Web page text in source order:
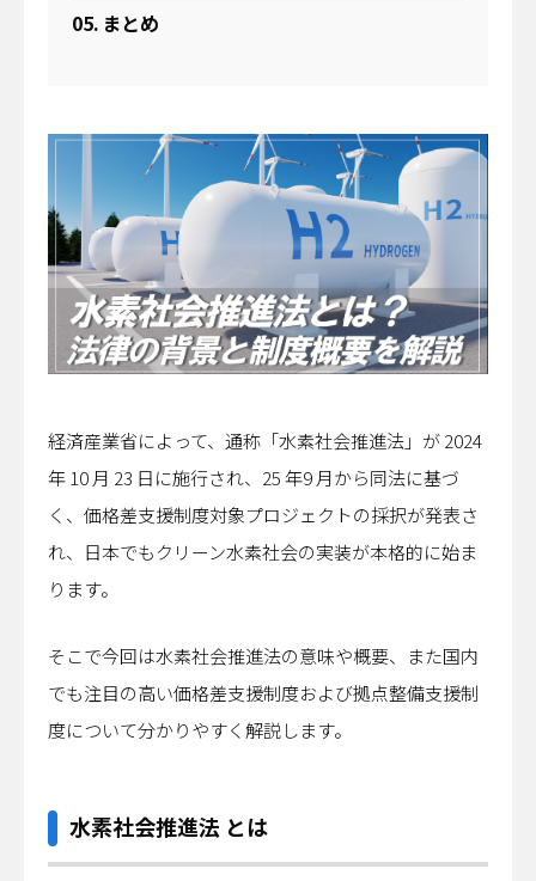
日揮パラレルテクノロジーズ
日揮みらい投資事業有限責任組合
JGC Digital株式会社
株式会社RePEaT
株式会社コンクルー
まとめ
経済産業省によって、通称「水素社会推進法」が 2024
年 10 月 23 日に施行され、25 年9 月から同法に基づ
く、価格差支援制度対象プロジェクトの採択が発表さ
れ、日本でもクリーン水素社会の実装が本格的に始ま
ります。
そこで今回は水素社会推進法の意味や概要、また国内
でも注目の高い価格差支援制度および拠点整備支援制
度について分かりやすく解説します。
水素社会推進法 とは